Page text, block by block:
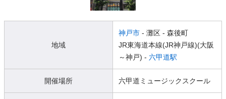
地域
神戸市 - 灘区 - 森後町
JR東海道本線(JR神戸線)(大阪
～神戸) - 六甲道駅
開催場所 六甲道ミュージックスクール